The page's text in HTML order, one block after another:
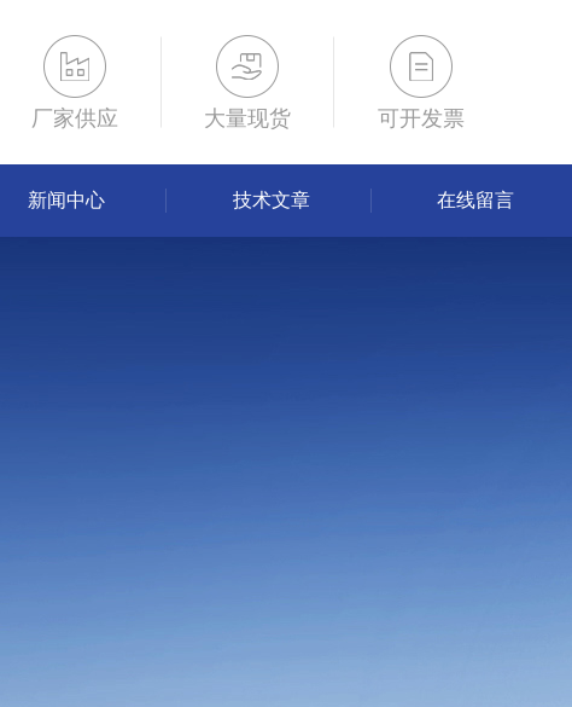
厂家供应 大量现货 可开发票
新闻中心 技术文章 在线留言